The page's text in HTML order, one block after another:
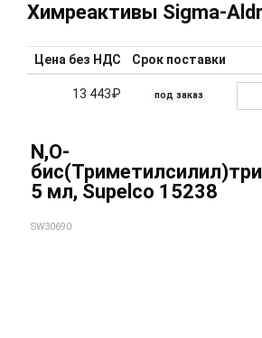
Химреактивы Sigma-
Цена без НДС Срок поставки
13 443₽ под заказ
N,O-
5 мл, Supelco 15238
SW30690